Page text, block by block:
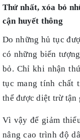
Thứ nhất, xóa bỏ
cận huyết thông
Do những hủ tục
có những biến
bỏ. Chỉ khi nhận
tục mang tính chất
thể được diệt trừ tận
Vì vậy để giảm
nâng cao trình độ